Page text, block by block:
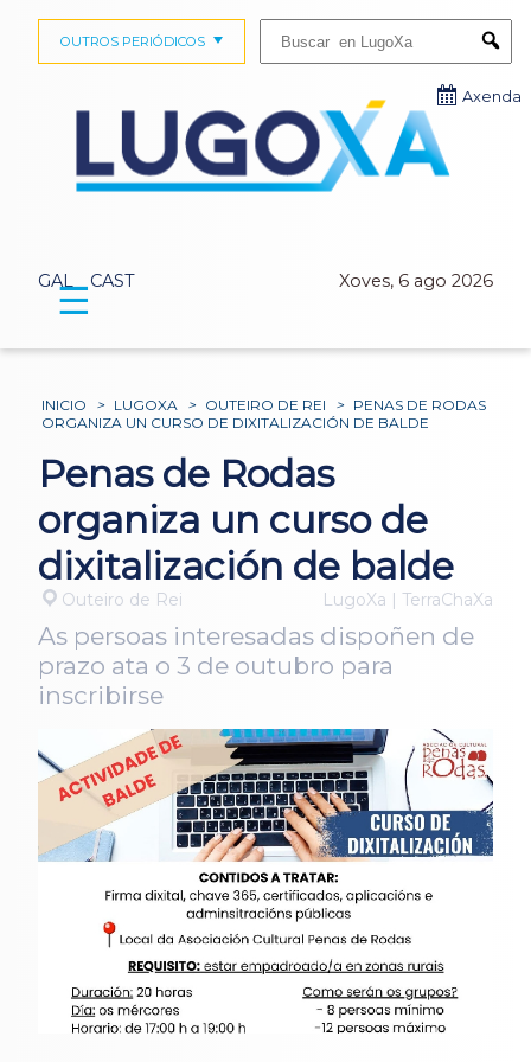
GAL CAST Xoves, 6 ago 2026
OUTROS PERIÓDICOS
Axenda
☰
INICIO > LUGOXA > OUTEIRO DE REI > PENAS DE RODAS
ORGANIZA UN CURSO DE DIXITALIZACIÓN DE BALDE
Penas de Rodas
organiza un curso de
dixitalización de balde
Outeiro de Rei LugoXa | TerraChaXa
As persoas interesadas dispoñen de
prazo ata o 3 de outubro para
inscribirse